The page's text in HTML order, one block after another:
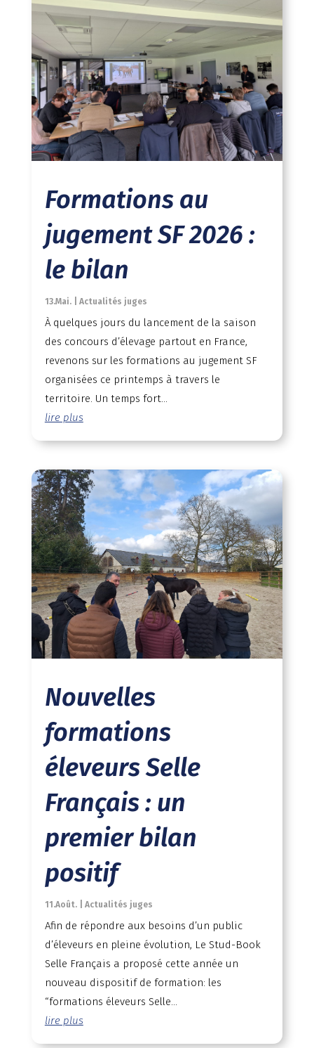
Formations au
jugement SF 2026 :
le bilan
13.Mai. Actualités juges
À quelques jours du lancement de la saison
des concours d’élevage partout en France,
revenons sur les formations au jugement SF
organisées ce printemps à travers le
territoire. Un temps fort...
lire plus
Nouvelles
formations
éleveurs Selle
Français : un
premier bilan
positif
11.Août. Actualités juges
Afin de répondre aux besoins d’un public
d’éleveurs en pleine évolution, Le Stud-Book
Selle Français a proposé cette année un
nouveau dispositif de formation: les
“formations éleveurs Selle...
lire plus